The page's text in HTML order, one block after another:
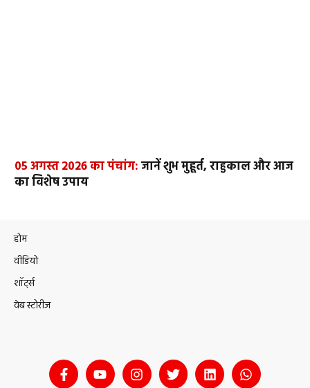
05 अगस्त 2026 का पंचांग:जानें शुभ मुहूर्त, राहुकाल और आज
का विशेष उपाय
होम
वीडियो
शॉर्ट्स
वेब स्टोरीज